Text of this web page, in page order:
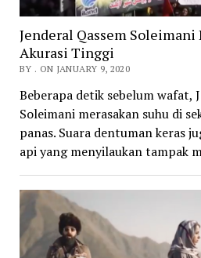
Jenderal Qassem
Akurasi Tinggi
BY . ON JANUARY 9, 2020
Beberapa detik sebelum wafat,
Soleimani merasakan suhu di
panas. Suara dentuman keras
api yang menyilaukan tampak